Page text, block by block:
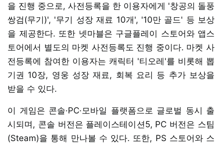
을 진행 중으로, 사전등록을 한 이용자에게 '창공의 돌풍
쌍검(무기)', '무기 성장 재료 10개', '10만 골드' 등 보상
을 제공한다. 또한 넷마블은 구글플레이 스토어와 앱스
토어에서 별도의 마켓 사전등록도 진행 중이다. 마켓 사
전등록에 참여한 이용자는 캐릭터 '티오레'를 비롯해 뽑
기권 10장, 영웅 성장 재료, 회복 요리 등 추가 보상을
받을 수 있다.
이 게임은 콘솔·PC·모바일 플랫폼으로 글로벌 동시 출
시되며, 콘솔 버전은 플레이스테이션5, PC 버전은 스팀
(Steam)을 통해 만나볼 수 있다. 또한, PS 스토어와 스